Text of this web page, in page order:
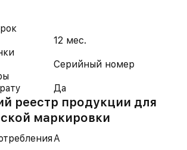
12 мес.
Серийный номер
Да
реестр продукции для
маркировки
A